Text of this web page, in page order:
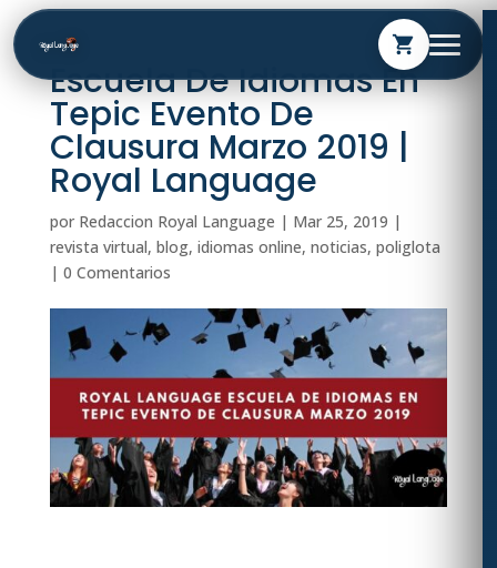
shopping_cart
Escuela De Idiomas En
Tepic Evento De
Clausura Marzo 2019 |
Royal Language
por Redaccion Royal Language | Mar 25, 2019 |
revista virtual, blog, idiomas online, noticias, poliglota
| 0 Comentarios